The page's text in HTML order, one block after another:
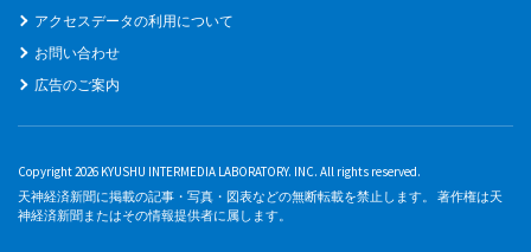
アクセスデータの利用について
お問い合わせ
広告のご案内
Copyright 2026 KYUSHU INTERMEDIA LABORATORY. INC. All rights reserved.
天神経済新聞に掲載の記事・写真・図表などの無断転載を禁止します。 著作権は天
神経済新聞またはその情報提供者に属します。